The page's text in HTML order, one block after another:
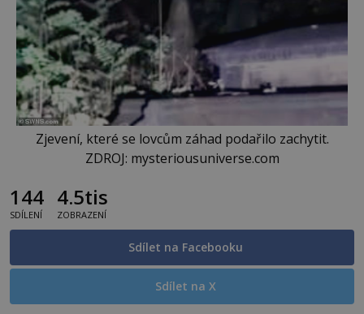
Zjevení, které se lovcům záhad podařilo zachytit.
ZDROJ: mysteriousuniverse.com
144
SDÍLENÍ
4.5tis
ZOBRAZENÍ
Sdílet na Facebooku
Sdílet na X